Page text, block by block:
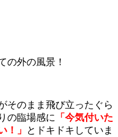
の外の風景！
そのまま飛び立ったぐら
の臨場感に
「今気付いた
！」 とドキドキしていま